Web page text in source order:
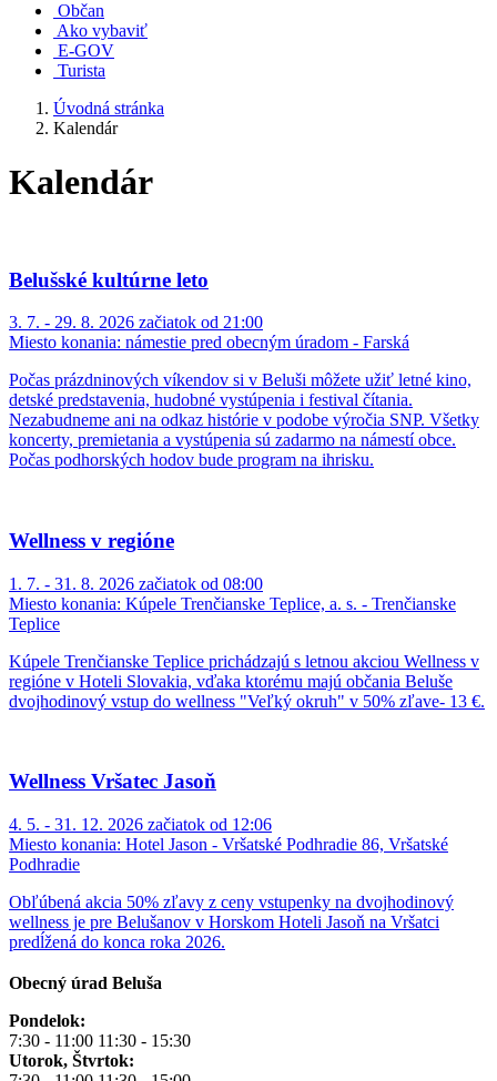
Občan
Ako vybaviť
E-GOV
Turista
Úvodná stránka
Kalendár
Kalendár
Belušské kultúrne leto
3. 7. - 29. 8. 2026 začiatok od 21:00
Miesto konania: námestie pred obecným úradom - Farská
Počas prázdninových víkendov si v Beluši môžete užiť letné kino,
detské predstavenia, hudobné vystúpenia i festival čítania.
Nezabudneme ani na odkaz histórie v podobe výročia SNP. Všetky
koncerty, premietania a vystúpenia sú zadarmo na námestí obce.
Počas podhorských hodov bude program na ihrisku.
Wellness v regióne
1. 7. - 31. 8. 2026 začiatok od 08:00
Miesto konania: Kúpele Trenčianske Teplice, a. s. - Trenčianske
Teplice
Kúpele Trenčianske Teplice prichádzajú s letnou akciou Wellness v
regióne v Hoteli Slovakia, vďaka ktorému majú občania Beluše
dvojhodinový vstup do wellness "Veľký okruh" v 50% zľave- 13 €.
Wellness Vršatec Jasoň
4. 5. - 31. 12. 2026 začiatok od 12:06
Miesto konania: Hotel Jason - Vršatské Podhradie 86, Vršatské
Podhradie
Obľúbená akcia 50% zľavy z ceny vstupenky na dvojhodinový
wellness je pre Belušanov v Horskom Hoteli Jasoň na Vršatci
predĺžená do konca roka 2026.
Obecný úrad Beluša
Pondelok:
7:30 - 11:00 11:30 - 15:30
Utorok, Štvrtok: